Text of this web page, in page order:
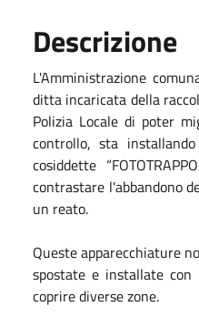
Descrizione
L'Amministrazione
ditta incaricata della
Polizia Locale di poter
controllo, sta
cosiddette
contrastare l'abbandono
un reato.
Queste apparecchiature
spostate e installate
coprire diverse zone.